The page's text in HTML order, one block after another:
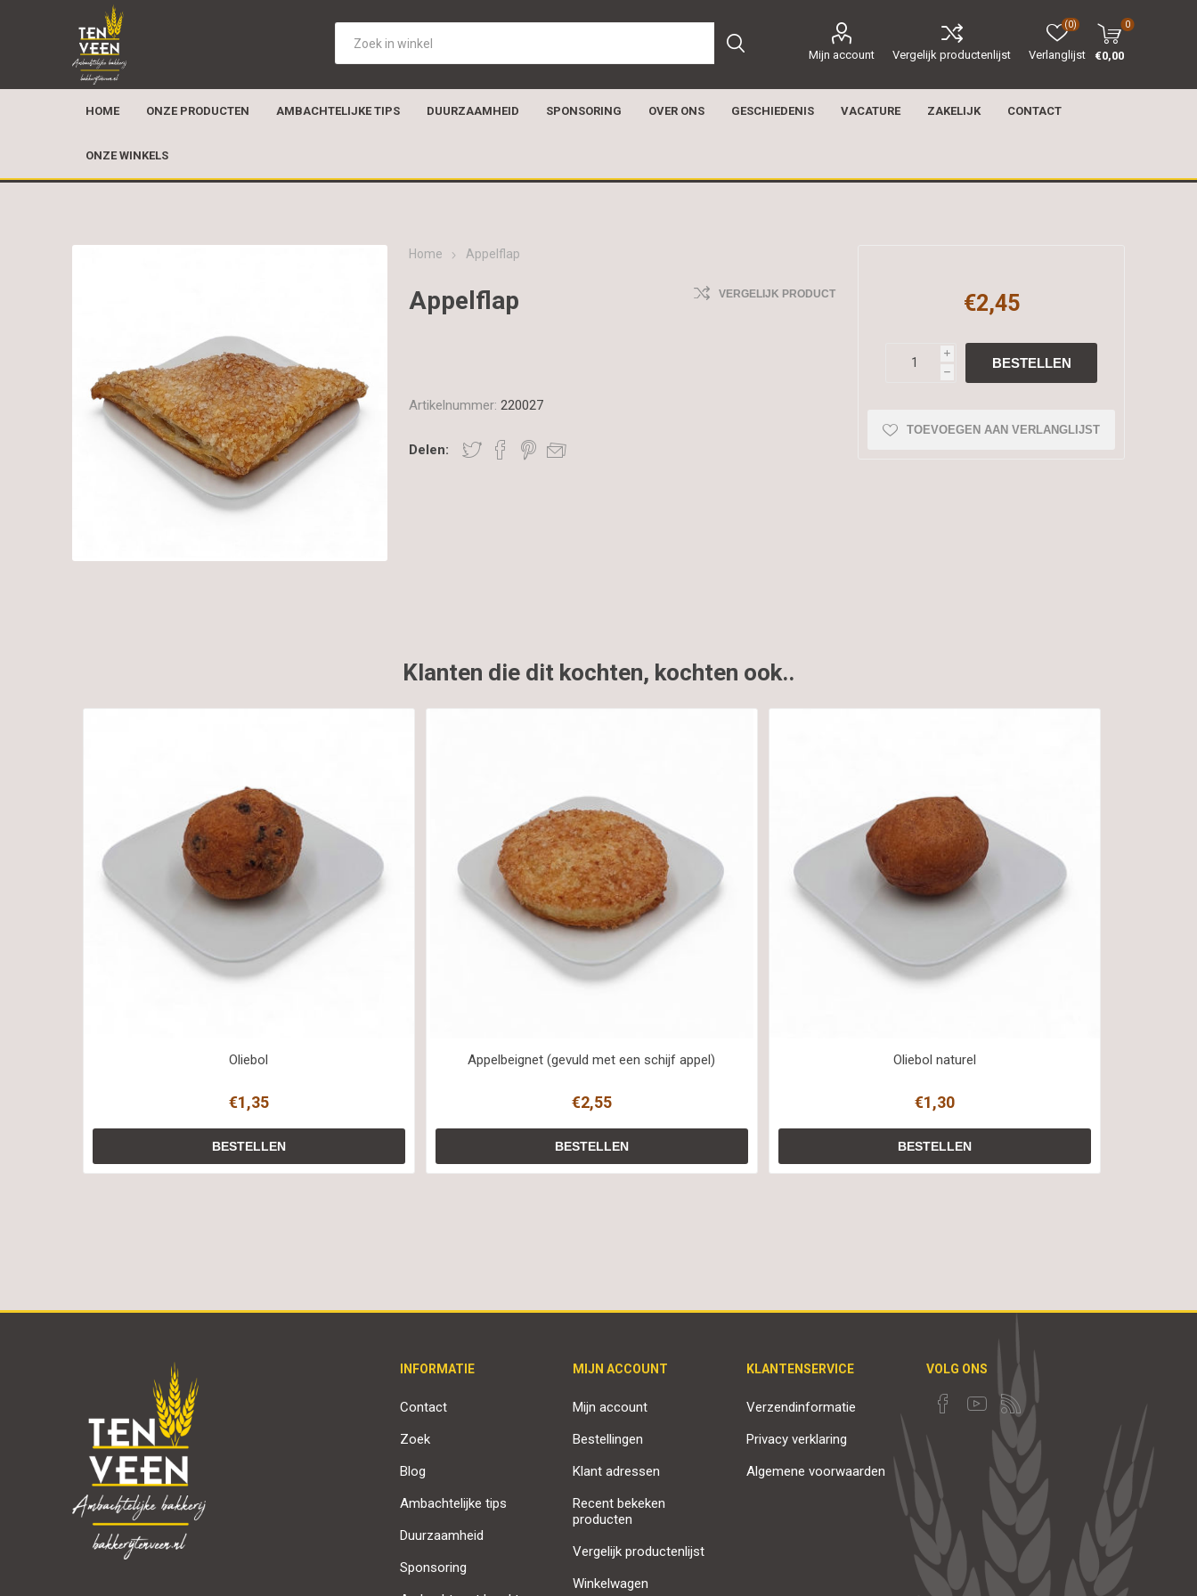
Mijn account Vergelijk productenlijst Verlanglijst
(0) 0
€0,00
HOME ONZE PRODUCTEN AMBACHTELIJKE TIPS DUURZAAMHEID SPONSORING OVER ONS GESCHIEDENIS VACATURE ZAKELIJK CONTACT
ONZE WINKELS
Home Appelflap
Appelflap VERGELIJK PRODUCT
Artikelnummer: 220027
Delen:
€2,45
i
h
TOEVOEGEN AAN VERLANGLIJST
Klanten die dit kochten, kochten ook..
Oliebol
€1,35
Appelbeignet (gevuld met een schijf appel)
€2,55
Oliebol naturel
€1,30
INFORMATIE
Contact
Zoek
Blog
Ambachtelijke tips
Duurzaamheid
Sponsoring
MIJN ACCOUNT
Mijn account
Bestellingen
Klant adressen
Recent bekeken
producten
Vergelijk productenlijst
Winkelwagen
KLANTENSERVICE
Verzendinformatie
Privacy verklaring
Algemene voorwaarden
VOLG ONS